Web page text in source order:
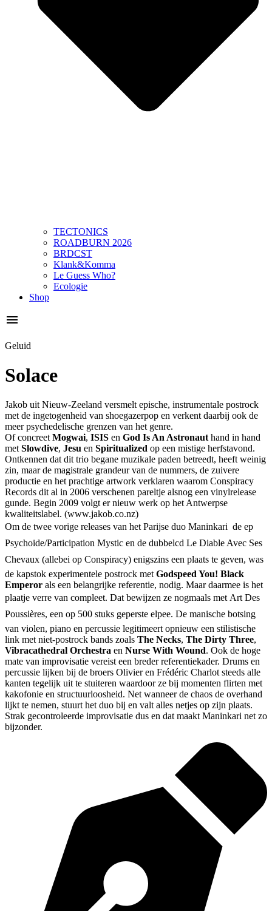
TECTONICS
ROADBURN 2026
BRDCST
Klank&Komma
Le Guess Who?
Ecologie
Shop
Geluid
Solace
Jakob uit Nieuw-Zeeland versmelt epische, instrumentale postrock
met de ingetogenheid van shoegazerpop en verkent daarbij ook de
meer psychedelische grenzen van het genre.
Of concreetMogwai, ISIS en God Is An Astronauthand in hand
metSlowdive, Jesu en Spiritualized op een mistige herfstavond.
Ontkennen dat dit trio begane muzikale paden betreedt, heeft weinig
zin, maar de magistrale grandeur van de nummers, de zuivere
productie en het prachtige artwork verklaren waarom Conspiracy
Records dit al in 2006 verschenen pareltje alsnog een vinylrelease
gunde. Begin 2009 volgt er nieuw werk op het Antwerpse
kwaliteitslabel. (www.jakob.co.nz)
Om de twee vorige releases van het Parijse duo Maninkari  de ep
Psychoide/Participation Mystic en de dubbelcd Le Diable Avec Ses
Chevaux (allebei op Conspiracy) enigszins een plaats te geven, was
de kapstok experimentele postrock metGodspeed You! Black
Emperor als een belangrijke referentie, nodig. Maar daarmee is het
plaatje verre van compleet. Dat bewijzen ze nogmaals met Art Des
Poussières, een op 500 stuks geperste elpee. De manische botsing
van violen, piano en percussie legitimeert opnieuw een stilistische
link met niet-postrock bands zoals The Necks, The Dirty Three,
Vibracathedral Orchestra en Nurse With Wound. Ook de hoge
mate van improvisatie vereist een breder referentiekader. Drums en
percussie lijken bij de broers Olivier en Frédéric Charlot steeds alle
kanten tegelijk uit te stuiteren waardoor ze bij momenten flirten met
kakofonie en structuurloosheid. Net wanneer de chaos de overhand
lijkt te nemen, stuurt het duo bij en valt alles netjes op zijn plaats.
Strak gecontroleerde improvisatie dus en dat maakt Maninkari net zo
bijzonder.